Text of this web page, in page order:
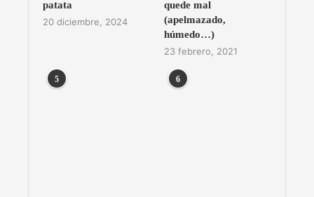
patata
20 diciembre, 2024
quede mal
(apelmazado,
húmedo…)
23 febrero, 2021
5 6